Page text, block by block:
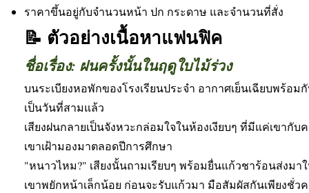
ราคาขึ้นอยู่กับจำนวนหน้า ปก กระดาษ และจำนวนที่สั่ง
📝 ตัวอย่างเนื้อหาแฟนฟิค
ชื่อเรื่อง: ฝนครั้งนั้นในฤดูใบไม้ร่วง
บนระเบียงหอพักของโรงเรียนประจำ อากาศเย็นเฉียบพร้อ
เป็นวันที่สามแล้ว
เสียงฝนกลายเป็นจังหวะกล่อมใจในห้องเงียบๆ ที่มีแค่เขากั
เขาเฝ้ามองมาตลอดปีการศึกษา
"หนาวไหม?" เสียงนั้นถามเรียบๆ พร้อมยื่นแก้วชาร้อนส่งมา
เขาพยักหน้าเล็กน้อย ก่อนจะรับแก้วมา มือสัมผัสกันเพียงชั่ว